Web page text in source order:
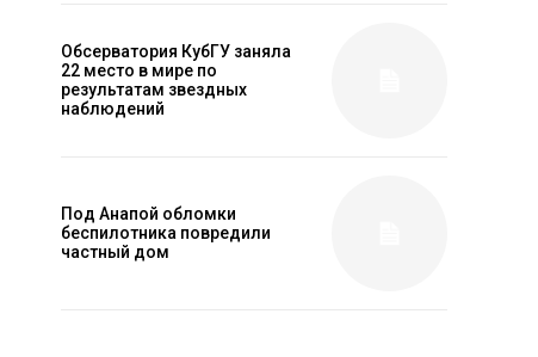
Обсерватория КубГУ заняла
22 место в мире по
результатам звездных
наблюдений
Под Анапой обломки
беспилотника повредили
частный дом